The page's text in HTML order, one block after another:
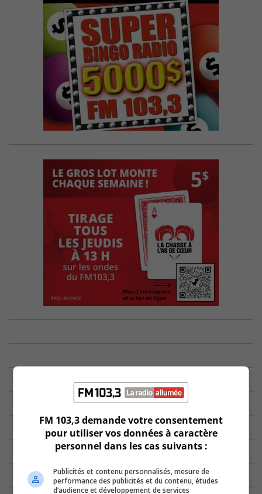
FM 103,3 demande votre consentement
pour utiliser vos données à caractère
personnel dans les cas suivants :
Publicités et contenu personnalisés, mesure de
performance des publicités et du contenu, études
d’audience et développement de services